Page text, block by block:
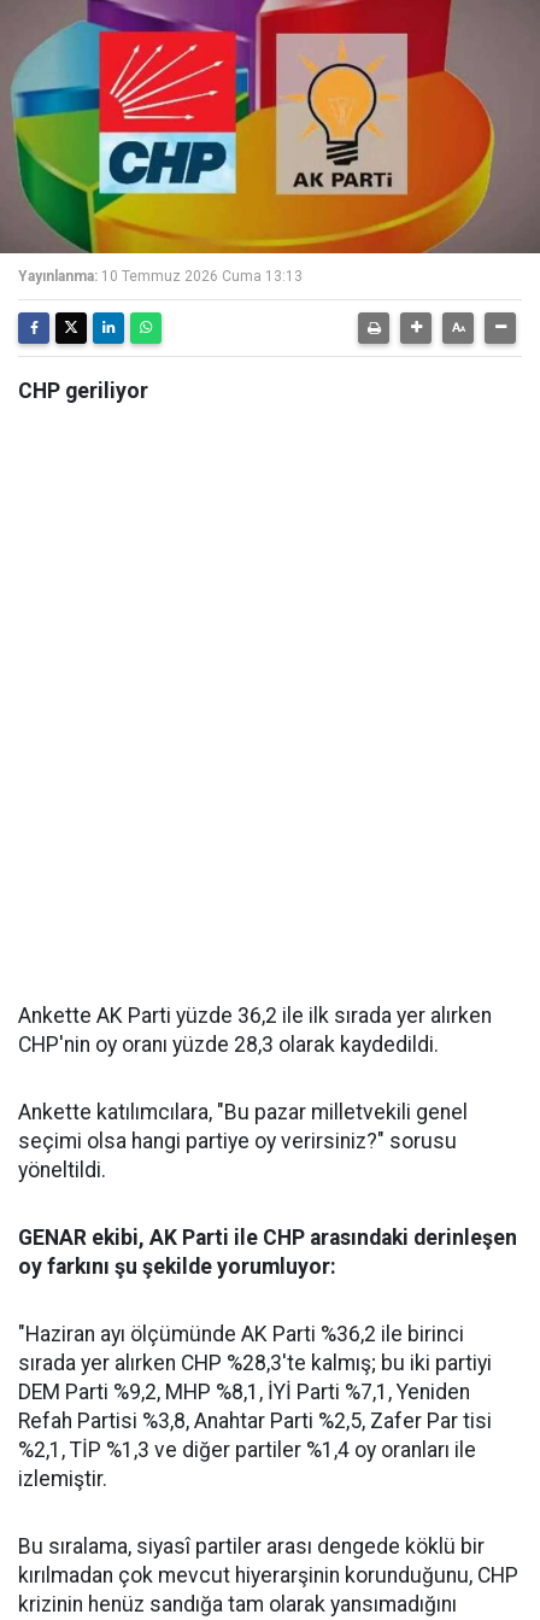
Yayınlanma: 10 Temmuz 2026 Cuma 13:13
CHP geriliyor
Ankette AK Parti yüzde 36,2 ile ilk sırada yer alırken
CHP'nin oy oranı yüzde 28,3 olarak kaydedildi.
Ankette katılımcılara, "Bu pazar milletvekili genel
seçimi olsa hangi partiye oy verirsiniz?" sorusu
yöneltildi.
GENAR ekibi, AK Parti ile CHP arasındaki derinleşen
oy farkını şu şekilde yorumluyor:
"Haziran ayı ölçümünde AK Parti %36,2 ile birinci
sırada yer alırken CHP %28,3'te kalmış; bu iki partiyi
DEM Parti %9,2, MHP %8,1, İYİ Parti %7,1, Yeniden
Refah Partisi %3,8, Anahtar Parti %2,5, Zafer Par tisi
%2,1, TİP %1,3 ve diğer partiler %1,4 oy oranları ile
izlemiştir.
Bu sıralama, siyasî partiler arası dengede köklü bir
kırılmadan çok mevcut hiyerarşinin korunduğunu, CHP
krizinin henüz sandığa tam olarak yansımadığını